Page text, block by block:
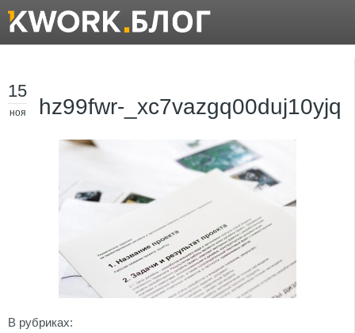
15
ноя hz99fwr-_xc7vazgq00duj10yjq
В рубриках: